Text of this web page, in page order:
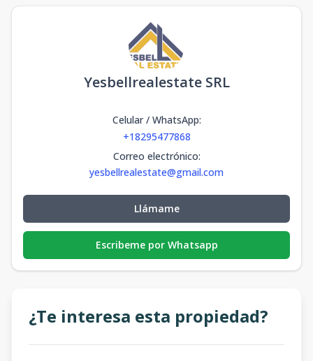
Yesbellrealestate SRL
Celular / WhatsApp:
+18295477868
Correo electrónico:
yesbellrealestate@gmail.com
Llámame
Escribeme por Whatsapp
¿Te interesa esta propiedad?